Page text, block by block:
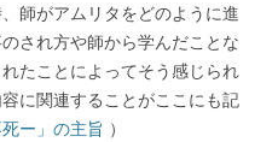
師がアムリタをどのように進
され方や師から学んだことな
たことによってそう感じられ
に関連することがここにも記
ー」の主旨 ）